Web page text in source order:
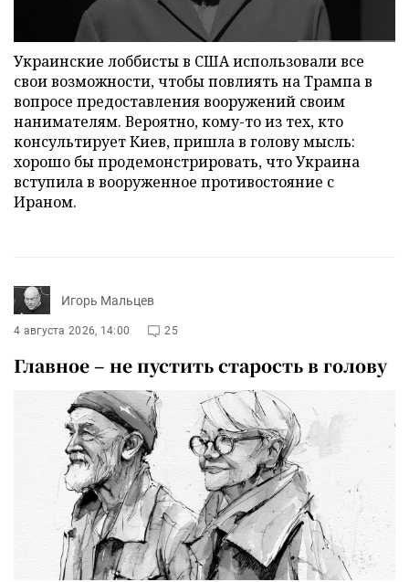
Украинские лоббисты в США использовали все
свои возможности, чтобы повлиять на Трампа в
вопросе предоставления вооружений своим
нанимателям. Вероятно, кому-то из тех, кто
консультирует Киев, пришла в голову мысль:
хорошо бы продемонстрировать, что Украина
вступила в вооруженное противостояние с
Ираном.
Игорь Мальцев
4 августа 2026, 14:00 25
Главное – не пустить старость в голову